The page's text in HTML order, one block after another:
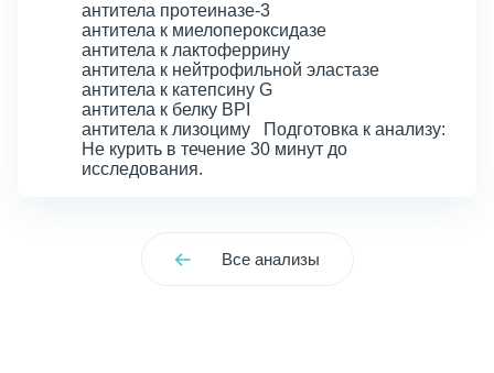
антитела протеиназе-3
антитела к миелопероксидазе
антитела к лактоферрину
антитела к нейтрофильной эластазе
антитела к катепсину G
антитела к белку BPI
антитела к лизоциму Подготовка к анализу:
Не курить в течение 30 минут до
исследования.
Все анализы